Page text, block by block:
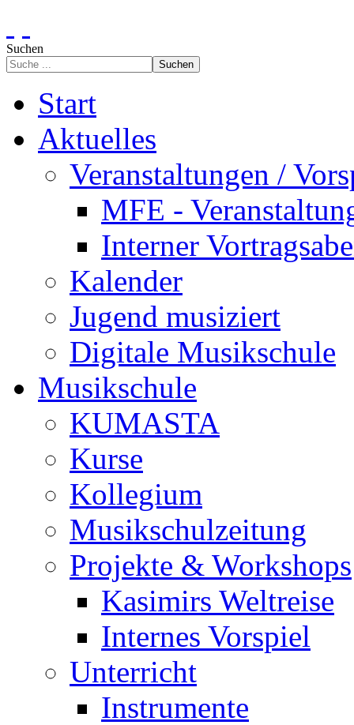
Suchen
Suchen
Start
Aktuelles
Veranstaltungen /
MFE -
Interner
Kalender
Jugend musiziert
Digitale Musikschule
Musikschule
KUMASTA
Kurse
Kollegium
Musikschulzeitung
Projekte & Workshops
Kasimirs Weltreise
Internes Vorspiel
Unterricht
Instrumente